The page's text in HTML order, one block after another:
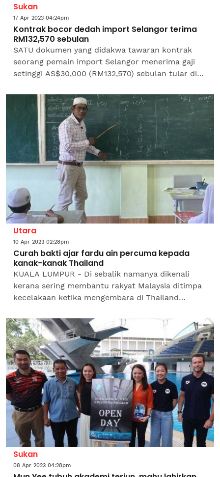
Sukan
17 Apr 2023 04:24pm
Kontrak bocor dedah import Selangor terima
RM132,570 sebulan
SATU dokumen yang didakwa tawaran kontrak
seorang pemain import Selangor menerima gaji
setinggi AS$30,000 (RM132,570) sebulan tular di
Selatan X...
Utara
10 Apr 2023 02:28pm
Curah bakti ajar fardu ain percuma kepada
kanak-kanak Thailand
KUALA LUMPUR - Di sebalik namanya dikenali
kerana sering membantu rakyat Malaysia ditimpa
kecelakaan ketika mengembara di Thailand
juga aktif mengajar ilmu...
Sukan
08 Apr 2023 04:28pm